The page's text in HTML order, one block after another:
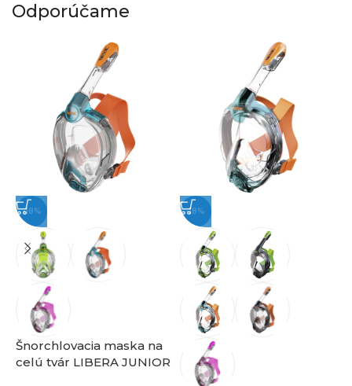
Odporúčame
-18%
Šnorchlovacia maska na
celú tvár LIBERA JUNIOR
-18%